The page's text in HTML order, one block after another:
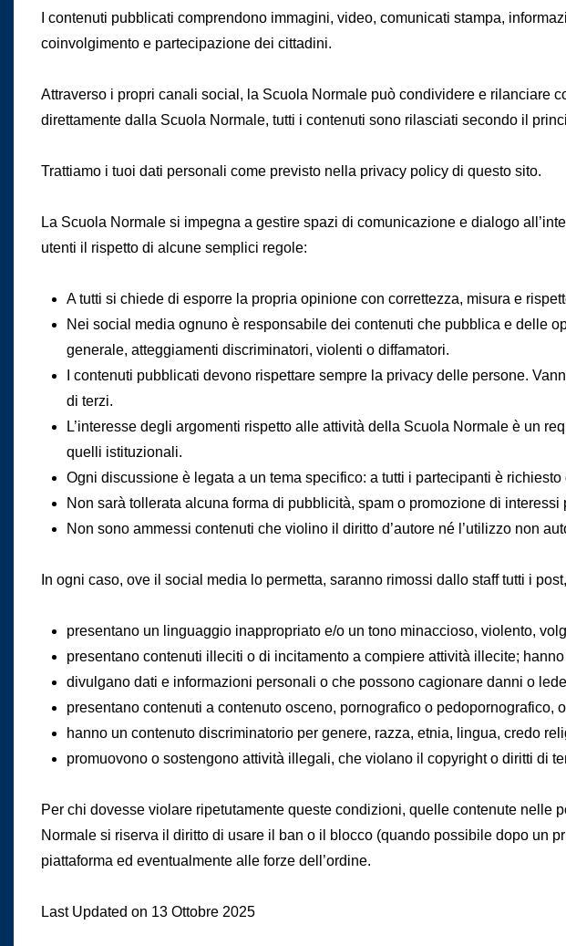
I contenuti pubblicati comprendono immagini, video, comunicati stampa,
coinvolgimento e partecipazione dei cittadini.
Attraverso i propri canali social, la Scuola Normale può condividere e rilanciare
direttamente dalla Scuola Normale, tutti i contenuti sono rilasciati secondo il
Trattiamo i tuoi dati personali come previsto nella privacy policy di questo sito.
La Scuola Normale si impegna a gestire spazi di comunicazione e dialogo
utenti il rispetto di alcune semplici regole:
A tutti si chiede di esporre la propria opinione con correttezza, misura e
Nei social media ognuno è responsabile dei contenuti che pubblica e delle
generale, atteggiamenti discriminatori, violenti o diffamatori.
I contenuti pubblicati devono rispettare sempre la privacy delle persone.
di terzi.
L’interesse degli argomenti rispetto alle attività della Scuola Normale è un
quelli istituzionali.
Ogni discussione è legata a un tema specifico: a tutti i partecipanti è richiesto
Non sarà tollerata alcuna forma di pubblicità, spam o promozione di
Non sono ammessi contenuti che violino il diritto d’autore né l’utilizzo non
In ogni caso, ove il social media lo permetta, saranno rimossi dallo staff tutti i
presentano un linguaggio inappropriato e/o un tono minaccioso, violento,
presentano contenuti illeciti o di incitamento a compiere attività illecite;
divulgano dati e informazioni personali o che possono cagionare danni o
presentano contenuti a contenuto osceno, pornografico o pedopornografico,
hanno un contenuto discriminatorio per genere, razza, etnia, lingua, credo
promuovono o sostengono attività illegali, che violano il copyright o diritti di
Per chi dovesse violare ripetutamente queste condizioni, quelle contenute
Normale si riserva il diritto di usare il ban o il blocco (quando possibile dopo un
piattaforma ed eventualmente alle forze dell’ordine.
Last Updated on 13 Ottobre 2025